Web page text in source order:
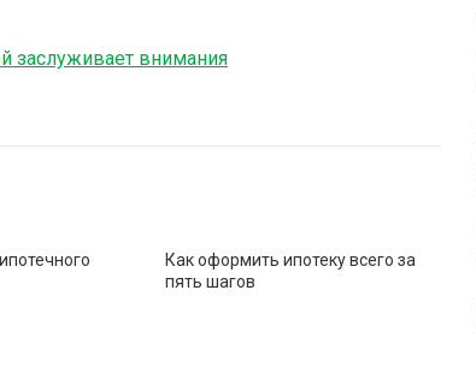
заслуживает внимания
Как оформить ипотеку всего за
пять шагов